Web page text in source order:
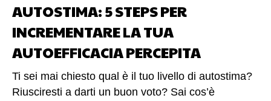
AUTOSTIMA: 5 STEPS PER
INCREMENTARE LA TUA
AUTOEFFICACIA PERCEPITA
Ti sei mai chiesto qual è il tuo livello di autostima?
Riusciresti a darti un buon voto? Sai cos’è